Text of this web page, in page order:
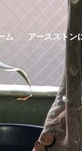
ム アースストン